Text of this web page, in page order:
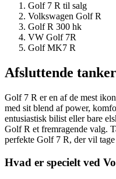
Golf 7 R til salg
Volkswagen Golf R
Golf R 300 hk
VW Golf 7R
Golf MK7 R
Afsluttende tanker
Golf 7 R er en af de mest
med sit blend af power,
entusiastisk bilist eller bare
Golf R et fremragende valg.
perfekte Golf 7 R, der vil
Hvad er specielt ved